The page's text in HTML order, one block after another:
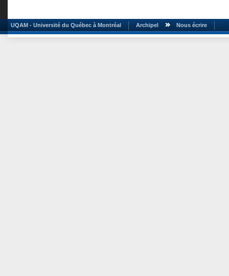
UQAM - Université du Québec à Montréal Archipel Nous écrire